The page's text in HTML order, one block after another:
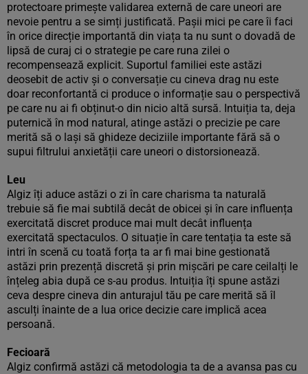
protectoare primește validarea externă de care uneori are
nevoie pentru a se simți justificată. Pașii mici pe care îi faci
în orice direcție importantă din viața ta nu sunt o dovadă de
lipsă de curaj ci o strategie pe care runa zilei o
recompensează explicit. Suportul familiei este astăzi
deosebit de activ și o conversație cu cineva drag nu este
doar reconfortantă ci produce o informație sau o perspectivă
pe care nu ai fi obținut-o din nicio altă sursă. Intuiția ta, deja
puternică în mod natural, atinge astăzi o precizie pe care
merită să o lași să ghideze deciziile importante fără să o
supui filtrului anxietății care uneori o distorsionează.
Leu
Algiz îți aduce astăzi o zi în care charisma ta naturală
trebuie să fie mai subtilă decât de obicei și în care influența
exercitată discret produce mai mult decât influența
exercitată spectaculos. O situație în care tentația ta este să
intri în scenă cu toată forța ta ar fi mai bine gestionată
astăzi prin prezență discretă și prin mișcări pe care ceilalți le
înțeleg abia după ce s-au produs. Intuiția îți spune astăzi
ceva despre cineva din anturajul tău pe care merită să îl
asculți înainte de a lua orice decizie care implică acea
persoană.
Fecioară
Algiz confirmă astăzi că metodologia ta de a avansa pas cu